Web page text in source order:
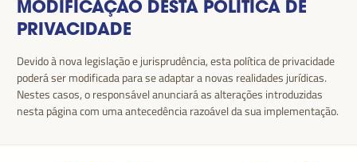
MODIFICAÇÃO DESTA POLÍTICA DE
PRIVACIDADE
Devido à nova legislação e jurisprudência, esta política de privacidade
poderá ser modificada para se adaptar a novas realidades jurídicas.
Nestes casos, o responsável anunciará as alterações introduzidas
nesta página com uma antecedência razoável da sua implementação.